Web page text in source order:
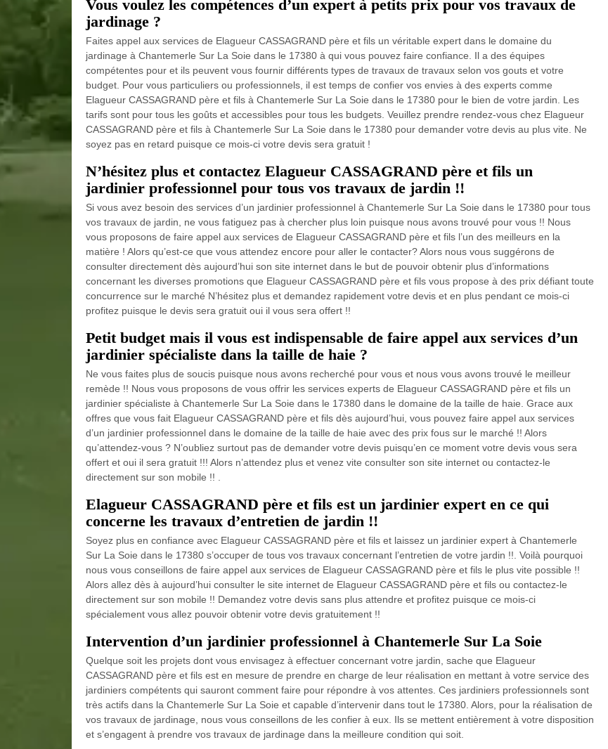
Vous voulez les compétences d’un expert à petits prix pour vos travaux de
jardinage ?
Faites appel aux services de Elagueur CASSAGRAND père et fils un véritable expert dans le domaine du
jardinage à Chantemerle Sur La Soie dans le 17380 à qui vous pouvez faire confiance. Il a des équipes
compétentes pour et ils peuvent vous fournir différents types de travaux de travaux selon vos gouts et votre
budget. Pour vous particuliers ou professionnels, il est temps de confier vos envies à des experts comme
Elagueur CASSAGRAND père et fils à Chantemerle Sur La Soie dans le 17380 pour le bien de votre jardin. Les
tarifs sont pour tous les goûts et accessibles pour tous les budgets. Veuillez prendre rendez-vous chez Elagueur
CASSAGRAND père et fils à Chantemerle Sur La Soie dans le 17380 pour demander votre devis au plus vite. Ne
soyez pas en retard puisque ce mois-ci votre devis sera gratuit !
N’hésitez plus et contactez Elagueur CASSAGRAND père et fils un
jardinier professionnel pour tous vos travaux de jardin !!
Si vous avez besoin des services d’un jardinier professionnel à Chantemerle Sur La Soie dans le 17380 pour tous
vos travaux de jardin, ne vous fatiguez pas à chercher plus loin puisque nous avons trouvé pour vous !! Nous
vous proposons de faire appel aux services de Elagueur CASSAGRAND père et fils l’un des meilleurs en la
matière ! Alors qu’est-ce que vous attendez encore pour aller le contacter? Alors nous vous suggérons de
consulter directement dès aujourd’hui son site internet dans le but de pouvoir obtenir plus d’informations
concernant les diverses promotions que Elagueur CASSAGRAND père et fils vous propose à des prix défiant toute
concurrence sur le marché N’hésitez plus et demandez rapidement votre devis et en plus pendant ce mois-ci
profitez puisque le devis sera gratuit oui il vous sera offert !!
Petit budget mais il vous est indispensable de faire appel aux services d’un
jardinier spécialiste dans la taille de haie ?
Ne vous faites plus de soucis puisque nous avons recherché pour vous et nous vous avons trouvé le meilleur
remède !! Nous vous proposons de vous offrir les services experts de Elagueur CASSAGRAND père et fils un
jardinier spécialiste à Chantemerle Sur La Soie dans le 17380 dans le domaine de la taille de haie. Grace aux
offres que vous fait Elagueur CASSAGRAND père et fils dès aujourd’hui, vous pouvez faire appel aux services
d’un jardinier professionnel dans le domaine de la taille de haie avec des prix fous sur le marché !! Alors
qu’attendez-vous ? N’oubliez surtout pas de demander votre devis puisqu’en ce moment votre devis vous sera
offert et oui il sera gratuit !!! Alors n’attendez plus et venez vite consulter son site internet ou contactez-le
directement sur son mobile !! .
Elagueur CASSAGRAND père et fils est un jardinier expert en ce qui
concerne les travaux d’entretien de jardin !!
Soyez plus en confiance avec Elagueur CASSAGRAND père et fils et laissez un jardinier expert à Chantemerle
Sur La Soie dans le 17380 s’occuper de tous vos travaux concernant l’entretien de votre jardin !!. Voilà pourquoi
nous vous conseillons de faire appel aux services de Elagueur CASSAGRAND père et fils le plus vite possible !!
Alors allez dès à aujourd’hui consulter le site internet de Elagueur CASSAGRAND père et fils ou contactez-le
directement sur son mobile !! Demandez votre devis sans plus attendre et profitez puisque ce mois-ci
spécialement vous allez pouvoir obtenir votre devis gratuitement !!
Intervention d’un jardinier professionnel à Chantemerle Sur La Soie
Quelque soit les projets dont vous envisagez à effectuer concernant votre jardin, sache que Elagueur
CASSAGRAND père et fils est en mesure de prendre en charge de leur réalisation en mettant à votre service des
jardiniers compétents qui sauront comment faire pour répondre à vos attentes. Ces jardiniers professionnels sont
très actifs dans la Chantemerle Sur La Soie et capable d’intervenir dans tout le 17380. Alors, pour la réalisation de
vos travaux de jardinage, nous vous conseillons de les confier à eux. Ils se mettent entièrement à votre disposition
et s’engagent à prendre vos travaux de jardinage dans la meilleure condition qui soit.